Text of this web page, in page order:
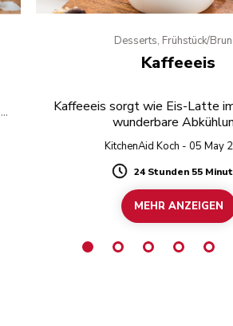
Desserts, Frühstück/
Kaffeeeis
Kaffeeeis sorgt wie Eis-Latte
wunderbare
KitchenAid Koch - 05 May
Duration
24 Stunden 55
MEHR ANZEIGEN